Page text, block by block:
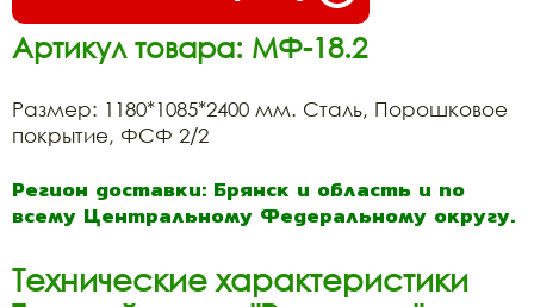
Артикул товара: МФ-18.2
Размер: 1180*1085*2400 мм. Сталь, Порошковое
покрытие, ФСФ 2/2
Регион доставки: Брянск и область и по
всему Центральному Федеральному округу.
Технические характеристики